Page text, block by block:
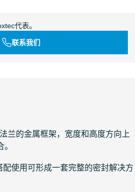
代表。
联系我们
兰的金属框架，宽度和高度方向上
使用可形成一套完整的密封解决方